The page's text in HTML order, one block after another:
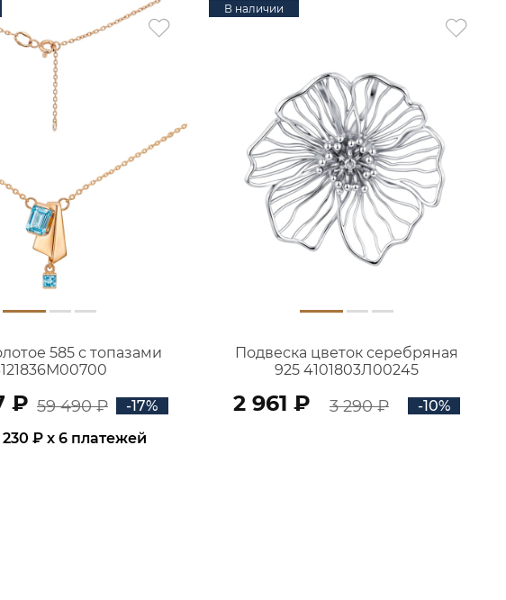
585 с топазами
₽ 59 490 ₽
-17%
230 ₽x 6 платежей
В наличии
Подвеска цветок серебряная
925 4101803Л00245
2 961 ₽ 3 290 ₽ -10%